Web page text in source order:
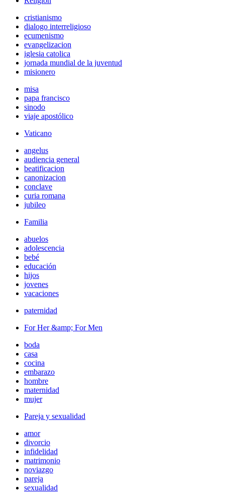
cristianismo
dialogo interreligioso
ecumenismo
evangelizacion
iglesia catolica
jornada mundial de la juventud
misionero
misa
papa francisco
sinodo
viaje apostólico
Vaticano
angelus
audiencia general
beatificacion
canonizacion
conclave
curia romana
jubileo
Familia
abuelos
adolescencia
bebé
educación
hijos
jovenes
vacaciones
paternidad
For Her &amp; For Men
boda
casa
cocina
embarazo
hombre
maternidad
mujer
Pareja y sexualidad
amor
divorcio
infidelidad
matrimonio
noviazgo
pareja
sexualidad